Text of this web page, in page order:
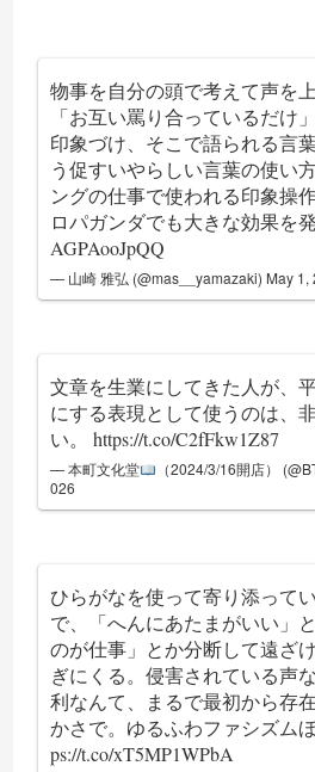
物事を自分の頭で考えて声を
「お互い罵り合っているだけ
印象づけ、そこで語られる言
う促すいやらしい言葉の使い
ングの仕事で使われる印象操
ロパガンダでも大きな効果を
AGPAooJpQQ
— 山崎 雅弘 (@mas__yamazaki) May 1,
文章を生業にしてきた人が、
にする表現として使うのは、
い。https://t.co/C2fFkw1Z87
— 本町文化堂 （2024/3/16開店）
026
ひらがなを使って寄り添って
で、「へんにあたまがいい」
のが仕事」とか分断して遠ざ
ぎにくる。侵害されている声
利なんて、まるで最初から存
かさで。ゆるふわファシズム
ps://t.co/xT5MP1WPbA